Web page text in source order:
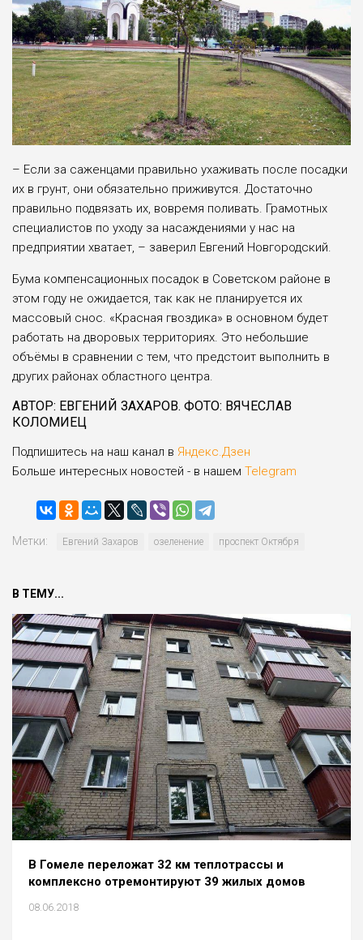
– Если за саженцами правильно ухаживать после посадки
их в грунт, они обязательно приживутся. Достаточно
правильно подвязать их, вовремя поливать. Грамотных
специалистов по уходу за насаждениями у нас на
предприятии хватает, – заверил Евгений Новгородский.
Бума компенсационных посадок в Советском районе в
этом году не ожидается, так как не планируется их
массовый снос. «Красная гвоздика» в основном будет
работать на дворовых территориях. Это небольшие
объёмы в сравнении с тем, что предстоит выполнить в
других районах областного центра.
АВТОР: ЕВГЕНИЙ ЗАХАРОВ. ФОТО: ВЯЧЕСЛАВ
КОЛОМИЕЦ
Подпишитесь на наш канал в Яндекс.Дзен
Больше интересных новостей - в нашем Telegram
Метки: Евгений Захаров озеленение проспект Октября
В ТЕМУ...
В Гомеле переложат 32 км теплотрассы и
комплексно отремонтируют 39 жилых домов
08.06.2018